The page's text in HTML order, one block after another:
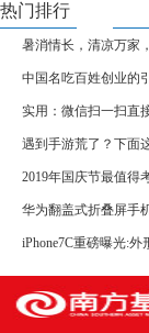
热门排行
暑消情长，清凉万家
中国名吃百姓创业的
实用：微信扫一扫直
遇到手游荒了？下面
2019年国庆节最值得
华为翻盖式折叠屏手
iPhone7C重磅曝光:外